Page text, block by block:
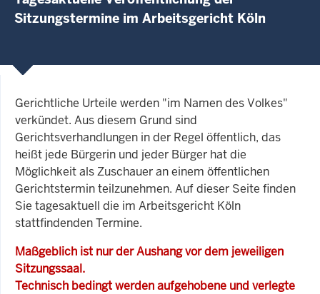
Sitzungstermine im Arbeitsgericht Köln
Gerichtliche Urteile werden "im Namen des Volkes"
verkündet. Aus diesem Grund sind
Gerichtsverhandlungen in der Regel öffentlich, das
heißt jede Bürgerin und jeder Bürger hat die
Möglichkeit als Zuschauer an einem öffentlichen
Gerichtstermin teilzunehmen. Auf dieser Seite finden
Sie tagesaktuell die im Arbeitsgericht Köln
stattfindenden Termine.
Maßgeblich ist nur der Aushang vor dem jeweiligen
Sitzungssaal.
Technisch bedingt werden aufgehobene und verlegte